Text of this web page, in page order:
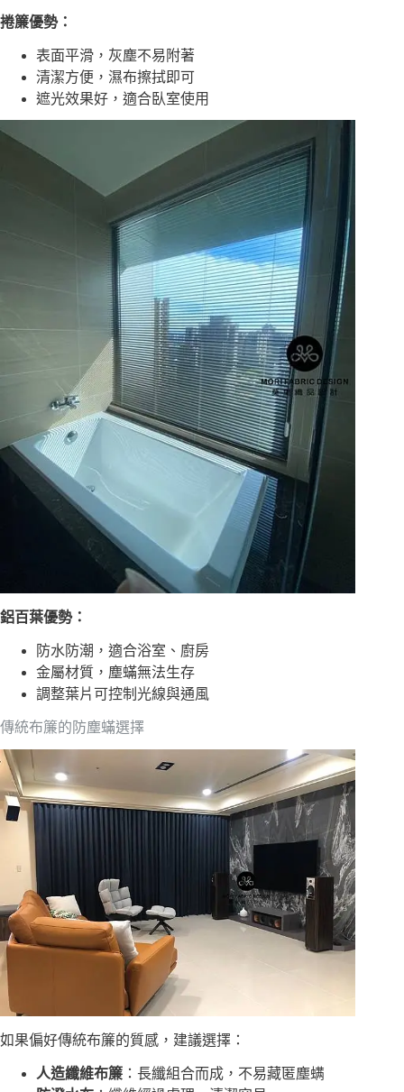
捲簾優勢：
表面平滑，灰塵不易附著
清潔方便，濕布擦拭即可
遮光效果好，適合臥室使用
鋁百葉優勢：
防水防潮，適合浴室、廚房
金屬材質，塵蟎無法生存
調整葉片可控制光線與通風
傳統布簾的防塵蟎選擇
如果偏好傳統布簾的質感，建議選擇：
人造纖維布簾 ：長纖組合而成，不易藏匿塵螨